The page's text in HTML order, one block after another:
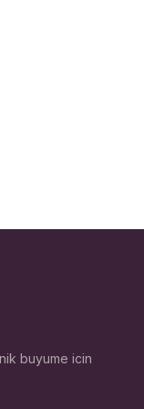
buyume icin